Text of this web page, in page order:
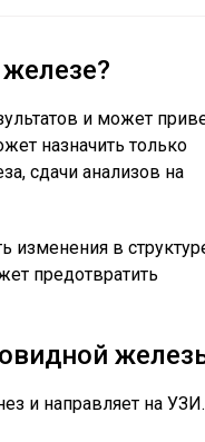
и может
назначить только
сдачи анализов на
изменения в
предотвратить
и направляет на УЗИ.